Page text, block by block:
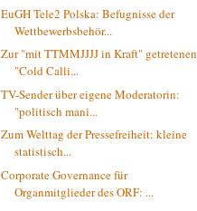
EuGH Tele2 Polska: Befugnisse der
Wettbewerbsbehör...
Zur "mit TTMMJJJJ in Kraft" getretenen
"Cold Calli...
TV-Sender über eigene Moderatorin:
"politisch mani...
Zum Welttag der Pressefreiheit: kleine
statistisch...
Corporate Governance für
Organmitglieder des ORF: ...